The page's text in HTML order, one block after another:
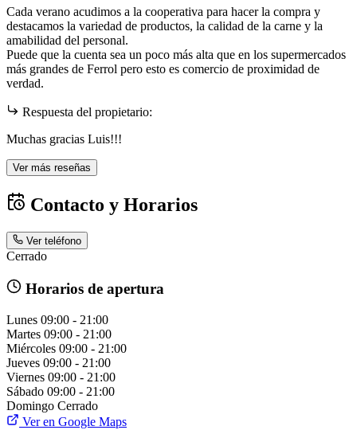
Cada verano acudimos a la cooperativa para hacer la compra y
destacamos la variedad de productos, la calidad de la carne y la
amabilidad del personal.
Puede que la cuenta sea un poco más alta que en los supermercados
más grandes de Ferrol pero esto es comercio de proximidad de
verdad.
Respuesta del propietario:
Muchas gracias Luis!!!
Ver más reseñas
Contacto y Horarios
Ver teléfono
Cerrado
Horarios de apertura
Lunes 09:00 - 21:00
Martes 09:00 - 21:00
Miércoles 09:00 - 21:00
Jueves 09:00 - 21:00
Viernes 09:00 - 21:00
Sábado 09:00 - 21:00
Domingo Cerrado
Ver en Google Maps